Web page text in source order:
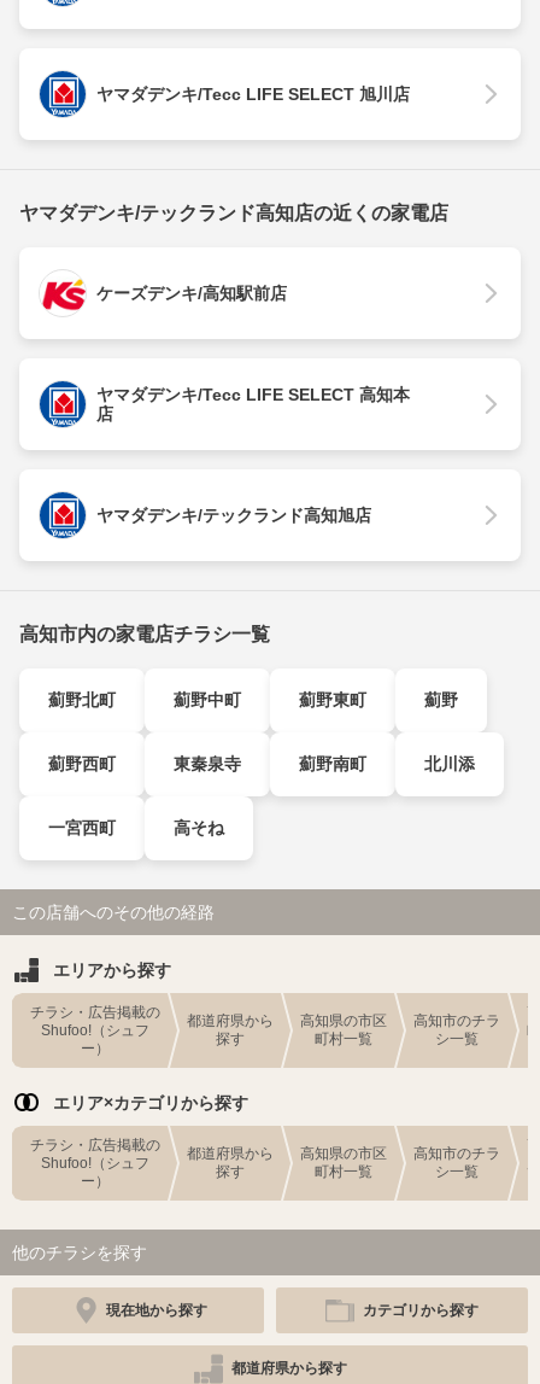
ヤマダデンキ/Tecc LIFE SELECT 旭川店
ヤマダデンキ/テックランド高知店の近くの家電店
ケーズデンキ/高知駅前店
ヤマダデンキ/Tecc LIFE SELECT 高知本
店
ヤマダデンキ/テックランド高知旭店
高知市内の家電店チラシ一覧
薊野北町 薊野中町 薊野東町 薊野
薊野西町 東秦泉寺 薊野南町 北川添
一宮西町 高そね
この店舗へのその他の経路
エリアから探す
チラシ・広告掲載の
Shufoo!（シュフ
ー）
都道府県から
探す
高知県の市区
町村一覧
高知市のチラ
シ一覧
エリア×カテゴリから探す
チラシ・広告掲載の
Shufoo!（シュフ
ー）
都道府県から
探す
高知県の市区
町村一覧
高知市のチラ
シ一覧
他のチラシを探す
現在地から探す カテゴリから探す
都道府県から探す